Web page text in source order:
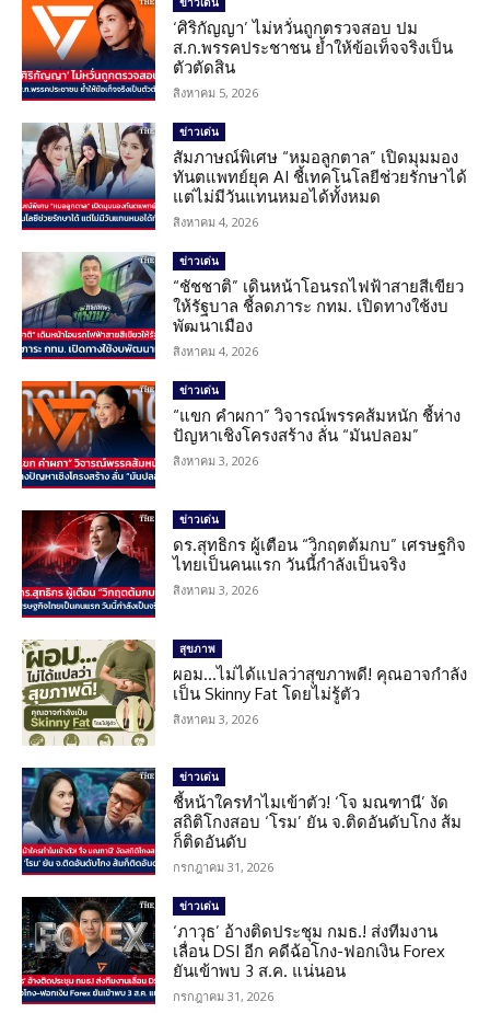
‘ศิริกัญญา’ ไม่หวั่นถูกตรวจสอบ ปม
ส.ก.พรรคประชาชน ย้ำให้ข้อเท็จจริงเป็น
ตัวตัดสิน
สิงหาคม 5, 2026
ข่าวเด่น
สัมภาษณ์พิเศษ “หมอลูกตาล” เปิดมุมมอง
ทันตแพทย์ยุค AI ชี้เทคโนโลยีช่วยรักษาได้
แต่ไม่มีวันแทนหมอได้ทั้งหมด
สิงหาคม 4, 2026
ข่าวเด่น
“ชัชชาติ” เดินหน้าโอนรถไฟฟ้าสายสีเขียว
ให้รัฐบาล ชี้ลดภาระ กทม. เปิดทางใช้งบ
พัฒนาเมือง
สิงหาคม 4, 2026
ข่าวเด่น
“แขก คำผกา” วิจารณ์พรรคส้มหนัก ชี้ห่าง
ปัญหาเชิงโครงสร้าง ลั่น “มันปลอม”
สิงหาคม 3, 2026
ข่าวเด่น
ดร.สุทธิกร ผู้เตือน “วิกฤตต้มกบ” เศรษฐกิจ
ไทยเป็นคนแรก วันนี้กำลังเป็นจริง
สิงหาคม 3, 2026
สุขภาพ
ผอม…ไม่ได้แปลว่าสุขภาพดี! คุณอาจกำลัง
เป็น Skinny Fat โดยไม่รู้ตัว
สิงหาคม 3, 2026
ข่าวเด่น
ชี้หน้าใครทำไมเข้าตัว! ‘โจ มณฑานี’ งัด
สถิติโกงสอบ ‘โรม’ ยัน จ.ติดอันดับโกง ส้ม
ก็ติดอันดับ
กรกฎาคม 31, 2026
ข่าวเด่น
‘ภาวุธ’ อ้างติดประชุม กมธ.! ส่งทีมงาน
เลื่อน DSI อีก คดีฉ้อโกง-ฟอกเงิน Forex
ยันเข้าพบ 3 ส.ค. แน่นอน
กรกฎาคม 31, 2026